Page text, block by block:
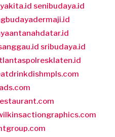
senibudaya.id
sribudaya.id